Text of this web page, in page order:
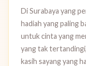
Di Surabaya yang
hadiah yang paling
untuk cinta yang
yang tak
kasih sayang yang